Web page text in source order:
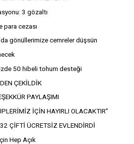
3 gözaltı
para cezası
gönüllerimize cemreler düşsün
50 hibeli tohum desteği
ÇEKİLDİK
PAYLAŞIMI
İÇİN HAYIRLI OLACAKTIR”
ÇİFTİ ÜCRETSİZ EVLENDİRDİ
Hep Açık